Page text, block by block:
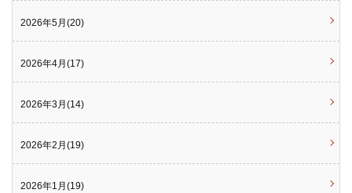
2026年5月(20)
2026年4月(17)
2026年3月(14)
2026年2月(19)
2026年1月(19)